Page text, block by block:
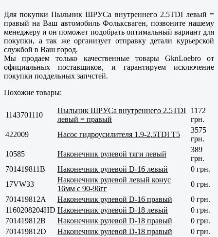
Для покупки Пыльник ШРУСа внутреннего 2.5TDI левый =
правый на Ваш автомобиль Фольксваген, позвоните нашему
менеджеру и он поможет подобрать оптимальный вариант для
покупки, а так же организует отправку детали курьерской
службой в Ваш город.
Мы продаем только качественныетовары GknLoebro от
официальных поставщиков, и гарантируем исключение
покупки поддельных запчстей.
Похожие товары:
1143701110
Пыльник ШРУСа внутреннего 2.5TDI
левый = правый
1172
грн.
422009
Насос гидроусилителя 1.9-2.5TDI T5
3575
грн.
10585
Наконечник рулевой тяги левый
389
грн.
701419811B
Наконечник рулевой D-16 левый
0 грн.
17VW33
Наконечник рулевой левый конус
16мм с 90-96гг
0 грн.
701419812А
Наконечник рулевой D-16 правый
0 грн.
1160208204HD Наконечник рулевой D-18 левый
0 грн.
701419812B
Наконечник рулевой D-18 правый
0 грн.
701419812D
Наконечник рулевой D-18 правый
0 грн.